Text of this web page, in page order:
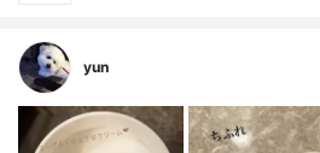
yun